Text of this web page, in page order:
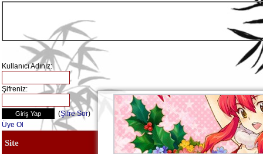
Kullanıcı Adınız:
Şifreniz:
(Şifre Sor)
Üye Ol
Site